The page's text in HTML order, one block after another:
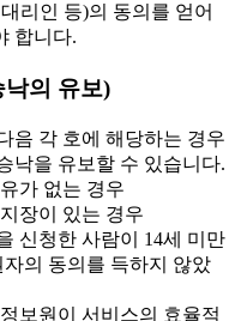
리인 등)의 동의를 얻어
합니다.
의 유보)
음 각 호에 해당하는 경우
낙을 유보할 수 있습니다.
가 없는 경우
장이 있는 경우
신청한 사람이 14세 미만
자의 동의를 득하지 않았
보원이 서비스의 효율적